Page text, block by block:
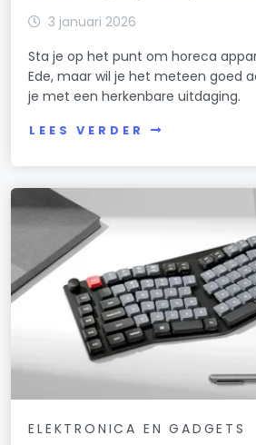
3 januari 2026
Sta je op het punt om horeca
Ede, maar wil je het meteen goed
je met een herkenbare uitdaging.
LEES VERDER
ELEKTRONICA EN GADGETS